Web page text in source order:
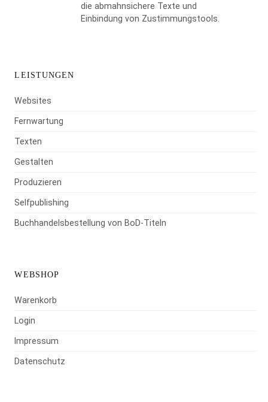
die abmahnsichere Texte und
Einbindung von Zustimmungstools.
LEISTUNGEN
Websites
Fernwartung
Texten
Gestalten
Produzieren
Selfpublishing
Buchhandelsbestellung von BoD-Titeln
WEBSHOP
Warenkorb
Login
Impressum
Datenschutz